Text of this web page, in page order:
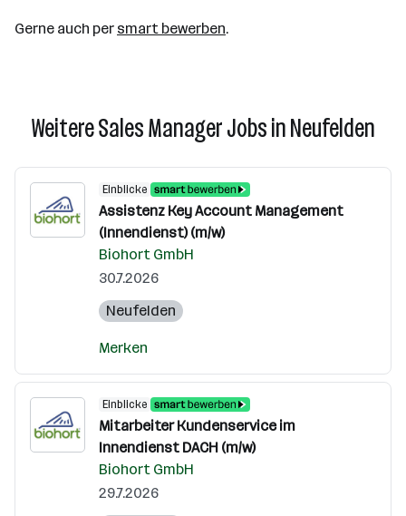
Gerne auch per smart bewerben.
Weitere Sales Manager Jobs in Neufelden
Einblicke
Assistenz Key Account Management
(Innendienst) (m/w)
Biohort GmbH
30.7.2026
Neufelden
Merken
Einblicke
Mitarbeiter Kundenservice im
Innendienst DACH (m/w)
Biohort GmbH
29.7.2026